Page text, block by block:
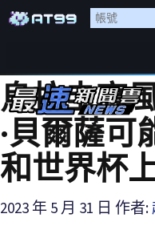
烏拉圭高
·貝爾薩可
和世界杯
2023 年 5 月 31 日 作者: